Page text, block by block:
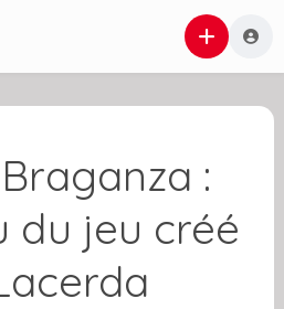
:
du jeu créé